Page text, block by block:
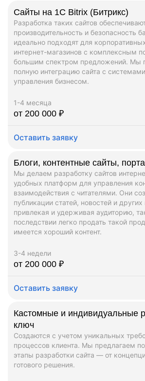
Сайты на 1C Bitrix (Битрикс)
Разработка таких сайтов
производительность и безопасность
идеально подходят для
интернет-магазинов с комплексным
большим спектром предложений. Мы
полную интеграцию сайта с
управления бизнесом.
1-4 месяца
от 200 000 ₽
Оставить заявку
Блоги, контентные сайты,
Мы делаем разработку сайтов
удобных платформ для управления
взаимодействия с читателями. Они
публикации статей, новостей и
привлекая и удерживая аудиторию,
последствии легко продать такой
имеется хороший контент.
3-4 недели
от 200 000 ₽
Оставить заявку
Кастомные и индивидуальные
ключ
Создаются с учетом уникальных
процессов клиента. Мы предлагаем
этапы разработки сайта — от
готового решения.